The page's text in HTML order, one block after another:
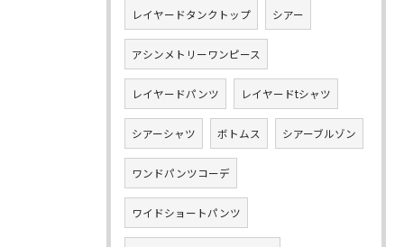
レイヤードタンクトップ シアー
アシンメトリーワンピース
レイヤードパンツ レイヤードtシャツ
シアーシャツ ボトムス シアーブルゾン
ワンドパンツコーデ
ワイドショートパンツ